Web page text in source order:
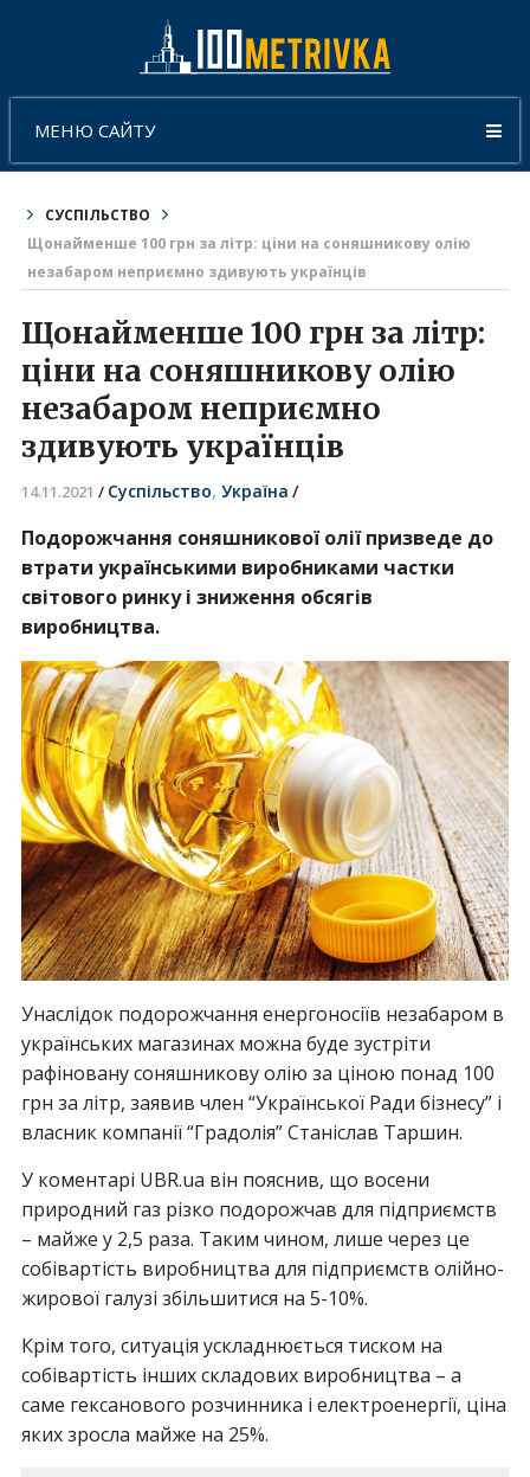
МЕНЮ САЙТУ
СУСПІЛЬСТВО
Щонайменше 100 грн за літр: ціни на соняшникову олію
незабаром неприємно здивують українців
Щонайменше 100 грн за літр:
ціни на соняшникову олію
незабаром неприємно
здивують українців
14.11.2021 / Суспільство, Україна /
Подорожчання соняшникової олії призведе до
втрати українськими виробниками частки
світового ринку і зниження обсягів
виробництва.
Унаслідок подорожчання енергоносіїв незабаром в
українських магазинах можна буде зустріти
рафіновану соняшникову олію за ціною понад 100
грн за літр, заявив член “Української Ради бізнесу” і
власник компанії “Градолія” Станіслав Таршин.
У коментарі UBR.ua він пояснив, що восени
природний газ різко подорожчав для підприємств
– майже у 2,5 раза. Таким чином, лише через це
собівартість виробництва для підприємств олійно-
жирової галузі збільшитися на 5-10%.
Крім того, ситуація ускладнюється тиском на
собівартість інших складових виробництва – а
саме гексанового розчинника і електроенергії, ціна
яких зросла майже на 25%.